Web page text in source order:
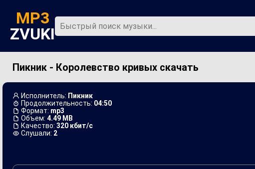
MP3
ZVUKI
Главная Новинки
Пикник - Королевство кривых скачать
Исполнитель: Пикник
Продолжительность: 04:50
Формат: mp3
Объем: 4.49 MB
Качество: 320 кбит/с
Слушали: 2